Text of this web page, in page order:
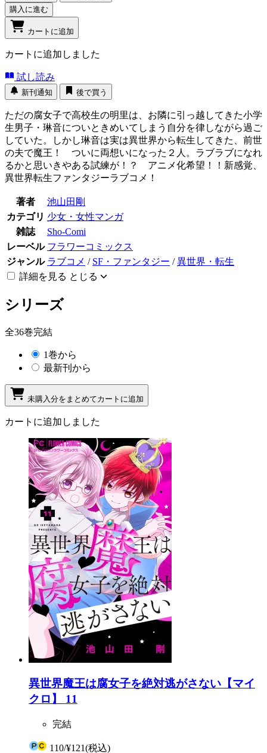
購入に進む
カートに追加
カートに追加しました
試し読み
新刊通知 後で買う
ただの腐女子で高校生の明里は、お隣に引っ越してきた小学
生男子・琳音についときめいてしまう自分を律しながら過ご
していた。しかし琳音は実は異世界から転生してきた、前世
の夫で魔王！ ついに両想いになった２人。ラブラブになれ
るかと思いきやある試練が！？ アニメ化希望！！新感覚、
異世界転生ファンタジーラブコメ！
著者
池山田剛
カテゴリ 少女・女性マンガ
雑誌
Sho-Comi
レーベル フラワーコミックス
ジャンル ラブコメ / SF・ファンタジー /異世界・転生
詳細を見る とじる
シリーズ
全36巻完結
1巻から
最新刊から
未購入分をまとめてカートに追加
カートに追加しました
異世界魔王は腐女子を絶対逃がさない【マイ
クロ】 11
完結
110/¥121(税込)